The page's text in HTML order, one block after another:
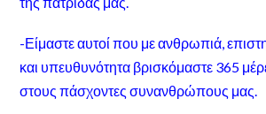
-Είμαστε αυτοί που με ανθρωπιά,
και υπευθυνότητα βρισκόμαστε 365
στους πάσχοντες συνανθρώπους μας.